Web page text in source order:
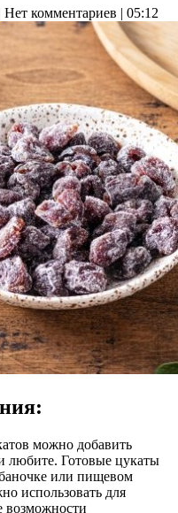
Нет комментариев | 05:12
можно добавить
любите. Готовые цукаты
или пищевом
использовать для
возможности